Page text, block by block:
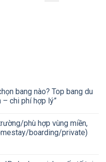
bang nào? Top bang du
– chi phí hợp lý”
phù hợp vùng miền,
boarding/private)